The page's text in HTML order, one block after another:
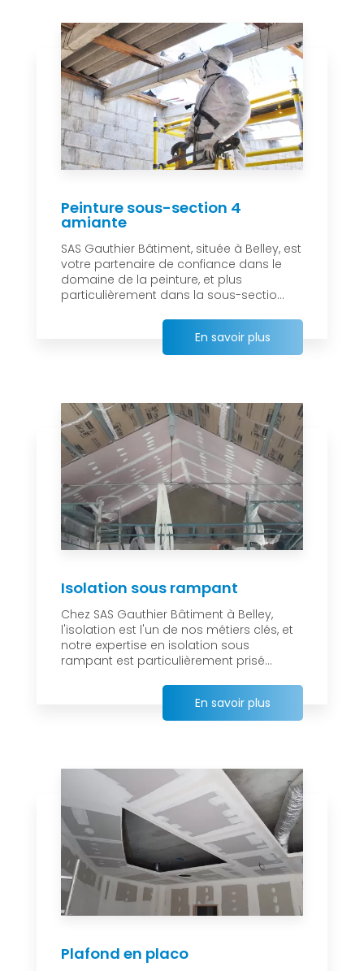
Peinture sous-section 4
amiante
SAS Gauthier Bâtiment, située à Belley, est
votre partenaire de confiance dans le
domaine de la peinture, et plus
particulièrement dans la sous-sectio...
En savoir plus
Isolation sous rampant
Chez SAS Gauthier Bâtiment à Belley,
l'isolation est l'un de nos métiers clés, et
notre expertise en isolation sous
rampant est particulièrement prisé...
En savoir plus
Plafond en placo